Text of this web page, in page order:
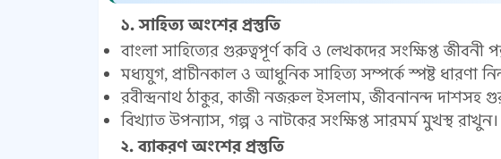
১. সাহিত্য অংশের প্রস্তুতি
বাংলা সাহিত্যের গুরুত্বপূর্ণ কবি ও লেখকদের সংক্ষিপ্ত জীবনী
মধ্যযুগ, প্রাচীনকাল ও আধুনিক সাহিত্য সম্পর্কে স্পষ্ট ধারণা
রবীন্দ্রনাথ ঠাকুর, কাজী নজরুল ইসলাম, জীবনানন্দ দাশসহ
বিখ্যাত উপন্যাস, গল্প ও নাটকের সংক্ষিপ্ত সারমর্ম মুখস্থ রাখুন।
২. ব্যাকরণ অংশের প্রস্তুতি